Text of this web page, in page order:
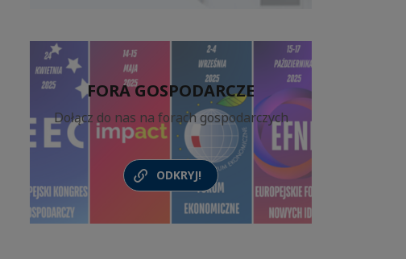
FORA GOSPODARCZE
Dołącz do nas na forach gospodarczych
ODKRYJ!